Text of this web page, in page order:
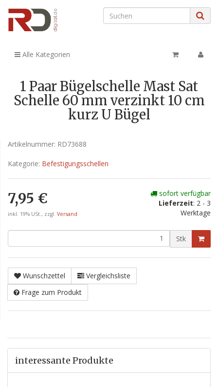
Alle Kategorien
1 Paar Bügelschelle Mast Sat
Schelle 60 mm verzinkt 10 cm
kurz U Bügel
Artikelnummer: RD73688
Kategorie: Befestigungsschellen
7,95 €
inkl. 19% USt., zzgl. Versand
sofort verfügbar
Lieferzeit: 2 - 3
Werktage
Stk
Wunschzettel
Vergleichsliste
Frage zum Produkt
interessante Produkte